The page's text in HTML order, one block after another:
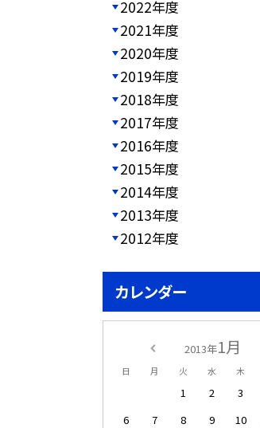
2022年度
2021年度
2020年度
2019年度
2018年度
2017年度
2016年度
2015年度
2014年度
2013年度
2012年度
カレンダー
2013年1月
日 月 火 水 木
1 2 3
6
7 8 9 10